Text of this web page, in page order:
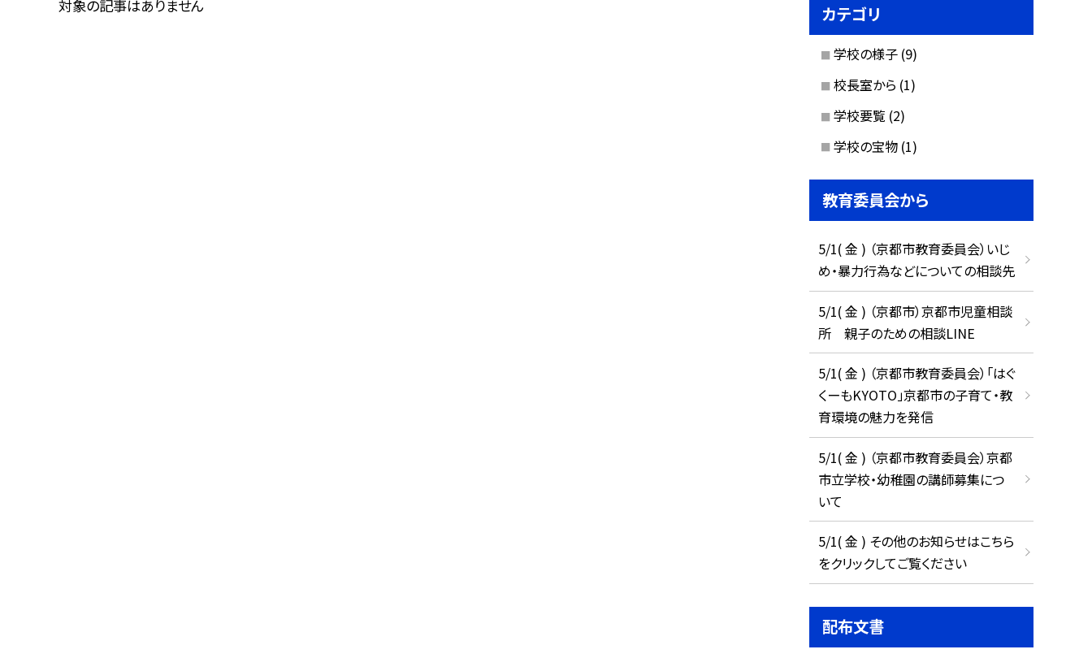
対象の記事はありません カテゴリ
学校の様子 (9)
校長室から (1)
学校要覧 (2)
学校の宝物 (1)
教育委員会から
5/1( 金 ) （京都市教育委員会）いじ
め・暴力行為などについての相談先
5/1( 金 ) （京都市）京都市児童相談
所 親子のための相談LINE
5/1( 金 ) （京都市教育委員会）「はぐ
くーもKYOTO」京都市の子育て・教
育環境の魅力を発信
5/1( 金 ) （京都市教育委員会）京都
市立学校・幼稚園の講師募集につ
いて
5/1( 金 ) その他のお知らせはこちら
をクリックしてご覧ください
配布文書